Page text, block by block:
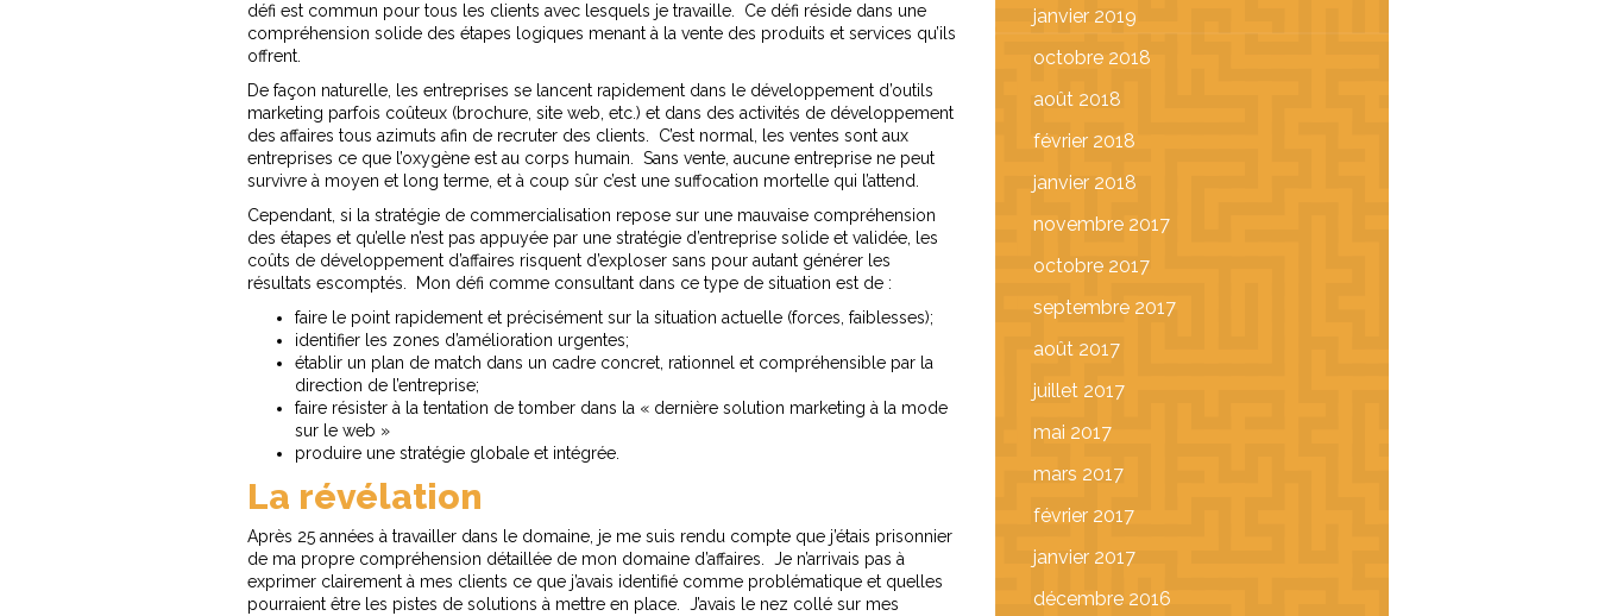
défi est commun pour tous les clients avec lesquels je travaille. Ce défi réside dans une
compréhension solide des étapes logiques menant à la vente des produits et services qu’ils
offrent.
De façon naturelle, les entreprises se lancent rapidement dans le développement d’outils
marketing parfois coûteux (brochure, site web, etc.) et dans des activités de développement
des affaires tous azimuts afin de recruter des clients. C’est normal, les ventes sont aux
entreprises ce que l’oxygène est au corps humain. Sans vente, aucune entreprise ne peut
survivre à moyen et long terme, et à coup sûr c’est une suffocation mortelle qui l’attend.
Cependant, si la stratégie de commercialisation repose sur une mauvaise compréhension
des étapes et qu’elle n’est pas appuyée par une stratégie d’entreprise solide et validée, les
coûts de développement d’affaires risquent d’exploser sans pour autant générer les
résultats escomptés. Mon défi comme consultant dans ce type de situation est de :
faire le point rapidement et précisément sur la situation actuelle (forces, faiblesses);
identifier les zones d’amélioration urgentes;
établir un plan de match dans un cadre concret, rationnel et compréhensible par la
direction de l’entreprise;
faire résister à la tentation de tomber dans la « dernière solution marketing à la mode
sur le web »
produire une stratégie globale et intégrée.
La révélation
Après 25 années à travailler dans le domaine, je me suis rendu compte que j’étais prisonnier
de ma propre compréhension détaillée de mon domaine d’affaires. Je n’arrivais pas à
exprimer clairement à mes clients ce que j’avais identifié comme problématique et quelles
pourraient être les pistes de solutions à mettre en place. J’avais le nez collé sur mes
janvier 2019
octobre 2018
août 2018
février 2018
janvier 2018
novembre 2017
octobre 2017
septembre 2017
août 2017
juillet 2017
mai 2017
mars 2017
février 2017
janvier 2017
décembre 2016